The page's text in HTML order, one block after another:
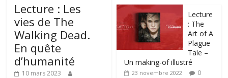
Lecture : Les
vies de The
Walking Dead.
En quête
d’humanité
10 mars 2023
Lecture
: The
Art of A
Plague
Tale –
Un making-of illustré
23 novembre 2022 0